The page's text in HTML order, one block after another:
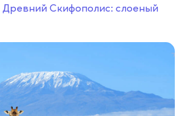
Древний Скифополис: слоеный